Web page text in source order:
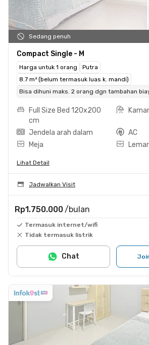
Sedang penuh
Compact Single - M
Harga untuk 1 orang
Putra
8.7 m² (belum termasuk luas k. mandi)
Bisa dihuni maks. 2 orang dgn tambahan
Full Size Bed 120x200
cm
Jendela arah dalam
AC
Meja
Lihat Detail
Jadwalkan Visit
Rp1.750.000 /bulan
Termasuk internet/wifi
Tidak termasuk listrik
Chat